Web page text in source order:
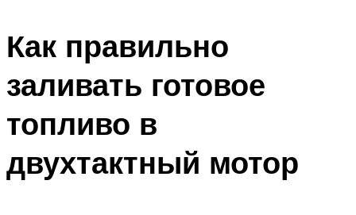
Как правильно
заливать готовое
топливо в
двухтактный мотор